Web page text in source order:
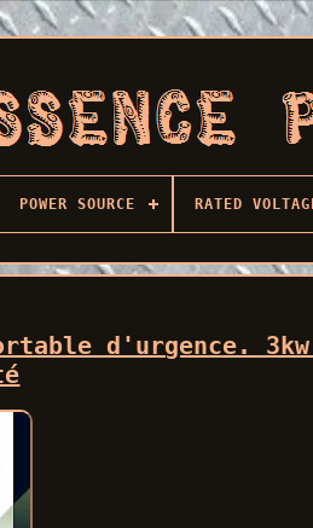
POWER SOURCE RATED
d'urgence.